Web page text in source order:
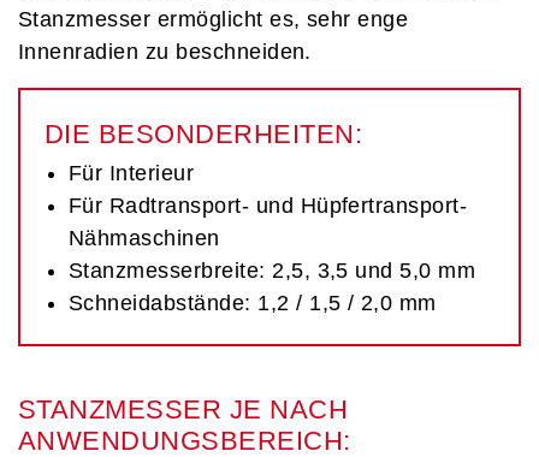
Stanzmesser ermöglicht es, sehr enge
Innenradien zu beschneiden.
DIE BESONDERHEITEN:
Für Interieur
Für Radtransport- und Hüpfertransport-
Nähmaschinen
Stanzmesserbreite: 2,5, 3,5 und 5,0 mm
Schneidabstände: 1,2 / 1,5 / 2,0 mm
STANZMESSER JE NACH
ANWENDUNGSBEREICH: